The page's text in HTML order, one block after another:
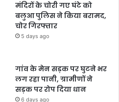
मंदिरों के चोरी गए घंटे को
बलुआ पुलिस ने किया बरामद,
चोर गिरफ्तार
5 days ago
गांव के मेन सड़क पर घुटने भर
लग रहा पानी, ग्रामीणों ने
सड़क पर रोप दिया धान
6 days ago